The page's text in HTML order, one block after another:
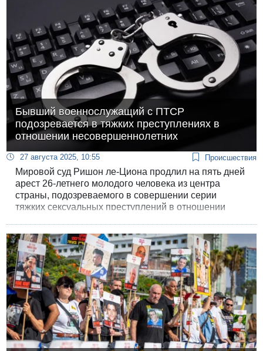
Бывший военнослужащий с ПТСР
подозревается в тяжких преступлениях в
отношении несовершеннолетних
27 августа 2025, 10:55 Происшествия
Мировой суд Ришон ле-Циона продлил на пять дней
арест 26-летнего молодого человека из центра
страны, подозреваемого в совершении серии
тяжких сексуальных преступлений в отношении